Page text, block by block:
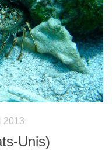
2013
Unis)